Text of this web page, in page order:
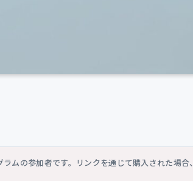
ムの参加者です。リンクを通じて購入された場合